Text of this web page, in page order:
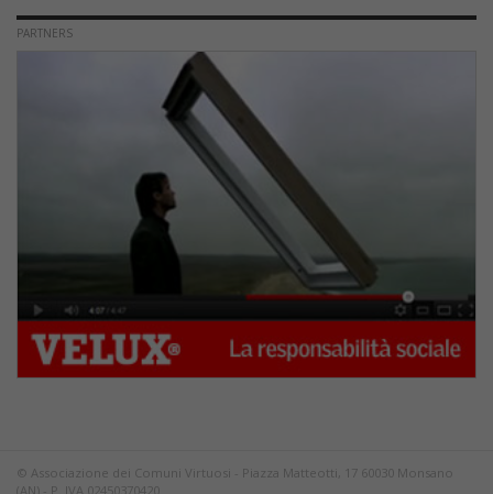
PARTNERS
© Associazione dei Comuni Virtuosi - Piazza Matteotti, 17 60030 Monsano
(AN) - P. IVA 02450370420